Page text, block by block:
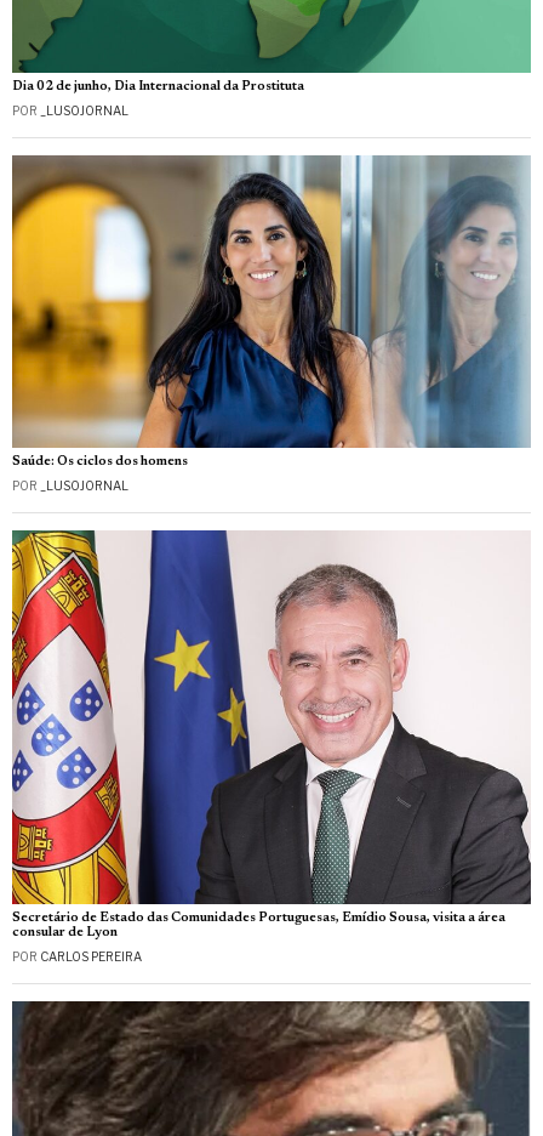
Dia 02 de junho, Dia Internacional da Prostituta
POR _LUSOJORNAL
Saúde: Os ciclos dos homens
POR _LUSOJORNAL
Secretário de Estado das Comunidades Portuguesas, Emídio Sousa, visita a área
consular de Lyon
POR CARLOS PEREIRA